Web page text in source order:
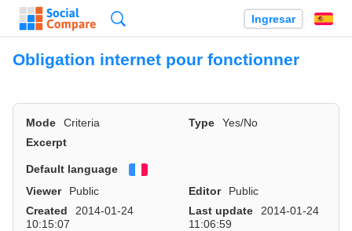
Ingresar
Obligation internet pour fonctionner
Mode Criteria Type
Yes/No
Excerpt
Default language
Viewer
Public Editor
Public
Created
2014-01-24
10:15:07
Last update
2014-01-24
11:06:59